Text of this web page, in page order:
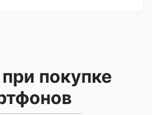
покупке